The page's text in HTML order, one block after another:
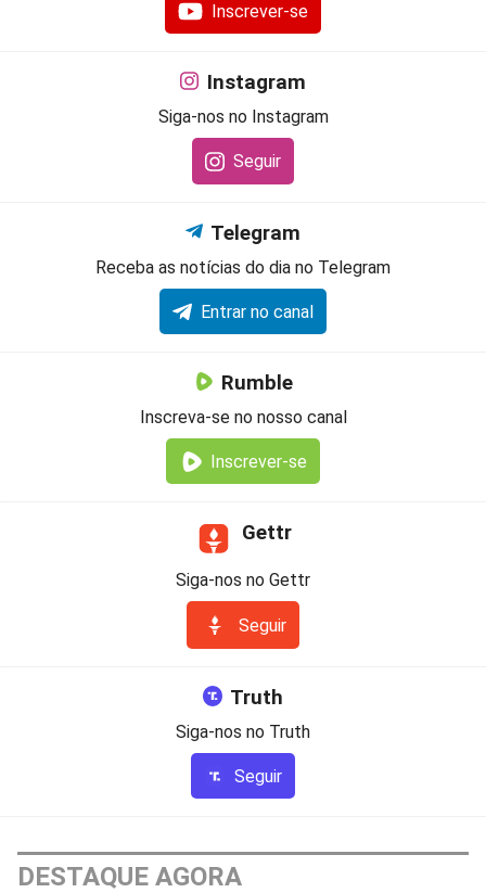
Inscrever-se
Instagram
Siga-nos no Instagram
Seguir
Telegram
Receba as notícias do dia no Telegram
Entrar no canal
Rumble
Inscreva-se no nosso canal
Inscrever-se
Gettr
Siga-nos no Gettr
Seguir
Truth
Siga-nos no Truth
Seguir
DESTAQUE AGORA